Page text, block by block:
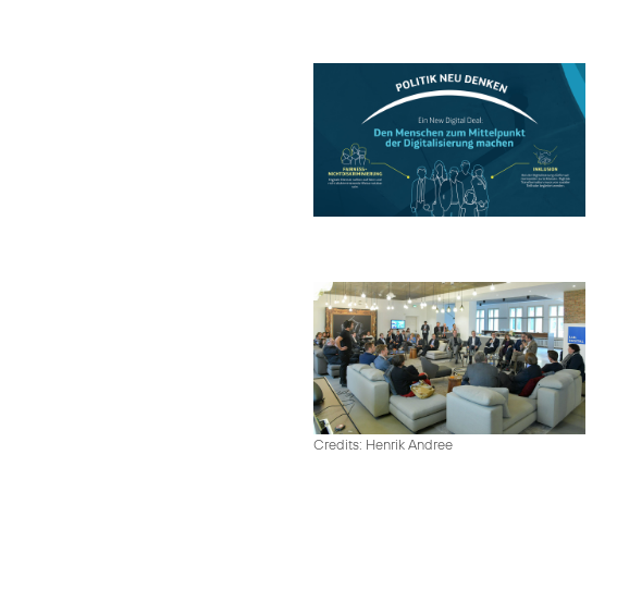
Credits: Henrik Andree